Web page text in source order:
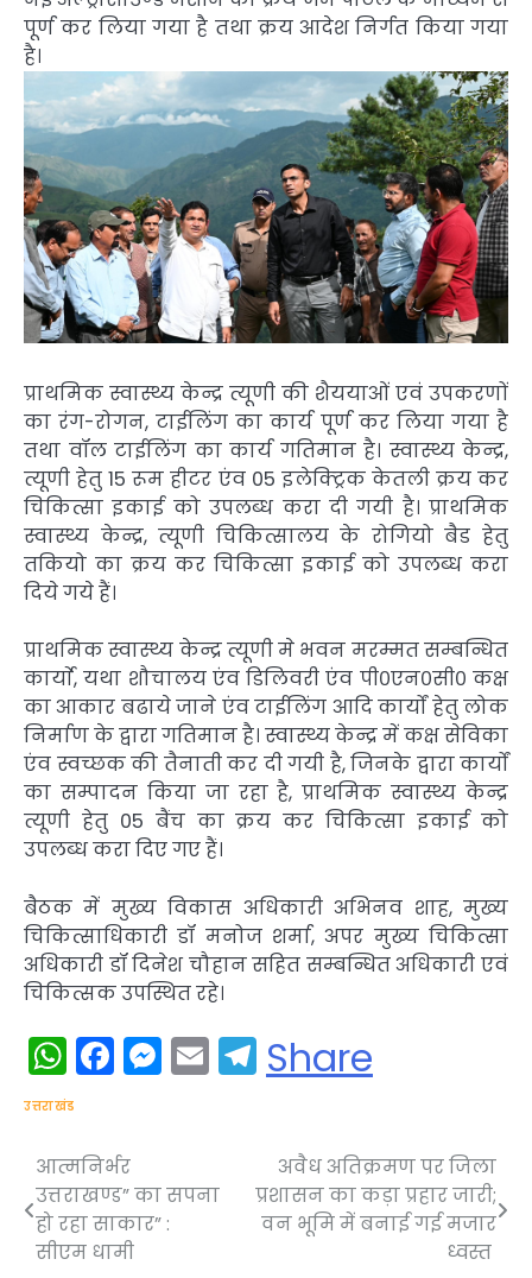
पूर्ण कर लिया गया है तथा क्रय आदेश निर्गत किया गया
है।
प्राथमिक स्वास्थ्य केन्द्र त्यूणी की शैययाओं एवं उपकरणों
का रंग-रोगन, टाईलिंग का कार्य पूर्ण कर लिया गया है
तथा वॉल टाईलिंग का कार्य गतिमान है। स्वास्थ्य केन्द्र,
त्यूणी हेतु 15 रूम हीटर एंव 05 इलेक्ट्रिक केतली क्रय कर
चिकित्सा इकाई को उपलब्ध करा दी गयी है। प्राथमिक
स्वास्थ्य केन्द्र, त्यूणी चिकित्सालय के रोगियो बैड हेतु
तकियो का क्रय कर चिकित्सा इकाई को उपलब्ध करा
दिये गये हैं।
प्राथमिक स्वास्थ्य केन्द्र त्यूणी मे भवन मरम्मत सम्बन्धित
कार्याे, यथा शौचालय एंव डिलिवरी एंव पी०एन०सी० कक्ष
का आकार बढाये जाने एंव टाईलिंग आदि कार्यों हेतु लोक
निर्माण के द्वारा गतिमान है। स्वास्थ्य केन्द्र में कक्ष सेविका
एंव स्वच्छक की तैनाती कर दी गयी है, जिनके द्वारा कार्यों
का सम्पादन किया जा रहा है, प्राथमिक स्वास्थ्य केन्द्र
त्यूणी हेतु 05 बैंच का क्रय कर चिकित्सा इकाई को
उपलब्ध करा दिए गए हैं।
बैठक में मुख्य विकास अधिकारी अभिनव शाह, मुख्य
चिकित्साधिकारी डॉ मनोज शर्मा, अपर मुख्य चिकित्सा
अधिकारी डॉ दिनेश चौहान सहित सम्बन्धित अधिकारी एवं
चिकित्सक उपस्थित रहे।
WhatsApp
Facebook
Messenger
EmailTelegram
Share
उत्तराखंड
Post
navigation
आत्मनिर्भर
उत्तराखण्ड” का सपना
हो रहा साकार” :
सीएम धामी
अवैध अतिक्रमण पर जिला
प्रशासन का कड़ा प्रहार जारी;
वन भूमि में बनाई गई मजार
ध्वस्त